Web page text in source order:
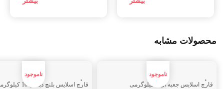
ویژگی­ های مواد اولیه برای تهیه کمپوست
محصولات مشابه
قارچ اسلایس جعبه ای 4 کیلوگرمی قارچ اسلایس بلنچ دبه ای 10 کیلوگرمی